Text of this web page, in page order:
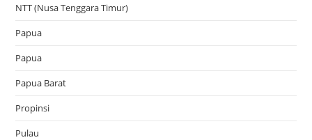
NTT (Nusa Tenggara Timur)
Papua
Papua
Papua Barat
Propinsi
Pulau